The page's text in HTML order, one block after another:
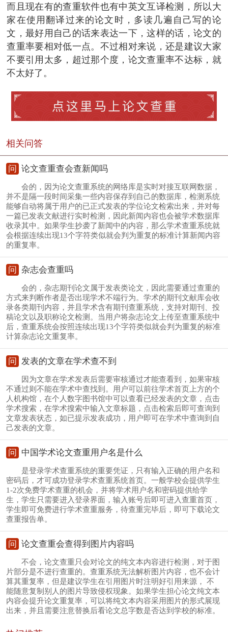
而且现在有的查重软件也有中英文互译检测，所以大
家在使用翻译过来的论文时，多读几遍自己写的论
文，最好用自己的话来表达一下，这样的话，论文的
查重率要相对低一点。不过相对来说，还是建议大家
不要引用太多，超过那个度，论文查重率不达标，就
不太好了。
相关问答
问 论文查重查会查新闻吗
会的，因为论文查重系统的网络库是实时对接互联网数据，
并不是隔一段时间采集一些内容保存到自己的数据库，检测系统
能够自动将属于用户的已正式发表的学位论文检索出来，并对每
一篇已发表文献进行实时检测，因此新闻内容也会被学术数据库
收录其中。如果学生抄袭了新闻中的内容，那么学术查重系统就
会根据连续出现13个字符类似就会判为重复的标准计算新闻内容
的重复率。
问 杂志会查重吗
会的，杂志期刊论文属于发表类论文，因此需要通过查重的
方式来判断作者是否出现学术不端行为。学术的期刊文献库会收
录各类期刊内容，并且学术含有期刊查重系统，支持对期刊、投
稿论文以及职称论文检测。当用户将杂志论文上传至查重系统中
后，查重系统会按照连续出现13个字符类似就会判为重复的标准
计算杂志论文重复率。
问 发表的文章在学术查不到
因为文章在学术发表后需要审核通过才能查看到，如果审核
不通过则不能在学术中查找到。用户可以前往学术首页上方的个
人机构馆，在个人数字图书馆中可以查看已经发表的文章，点击
学术搜索，在学术搜索中输入文章标题，点击检索后即可查询到
文章发表状态，如已提示发表成功，用户即可在学术中查询到自
己发表的文章。
问 中国学术论文查重用户名是什么
是登录学术查重系统的重要凭证，只有输入正确的用户名和
密码后，才可成功登录学术查重系统首页。一般学校会提供学生
1-2次免费学术查重的机会，并将学术用户名和密码提供给学
生，学生只需要进入登录界面，输入账号后即可进入查重首页，
学生即可免费进行学术查重服务，待查重完毕后，即可下载论文
查重报告单。
问 论文查重会查得到图片内容吗
不会，论文查重只会对论文的纯文本内容进行检测，对于图
片部分是不进行查重的。查重系统无法解析图片内容，也不会计
算其重复率，但是建议学生在引用图片时注明好引用来源， 不
能随意复制别人的图片导致侵权现象。如果学生担心论文纯文本
内容会提升论文重复率，可以将纯文本内容采用图片的形式展现
出来，并且需要注意替换后看论文总字数是否达到学校的标准。